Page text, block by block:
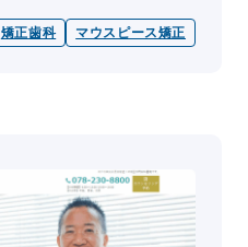
ブラケットや...
矯正歯科 マウスピース矯正